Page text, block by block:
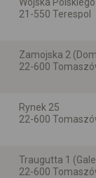
21-550 Terespol
Zamojska 2
22-600
Rynek 25
22-600
Traugutta 1
22-600